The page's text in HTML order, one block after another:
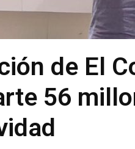
de El
56